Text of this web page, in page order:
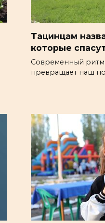
Тацинцам
которые
Современный
превращает наш